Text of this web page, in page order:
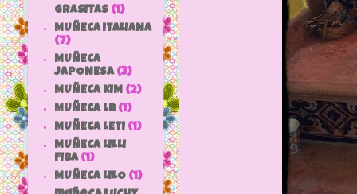
GRASITAS (1)
MUÑECA ITALIANA
(7)
MUÑECA
JAPONESA (3)
MUÑECA KIM (2)
MUÑECA LB (1)
MUÑECA LETI (1)
MUÑECA LILLI
FIBA (1)
MUÑECA LILO (1)